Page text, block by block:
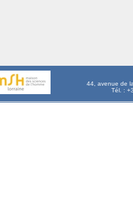
44, avenue de
Tél. :